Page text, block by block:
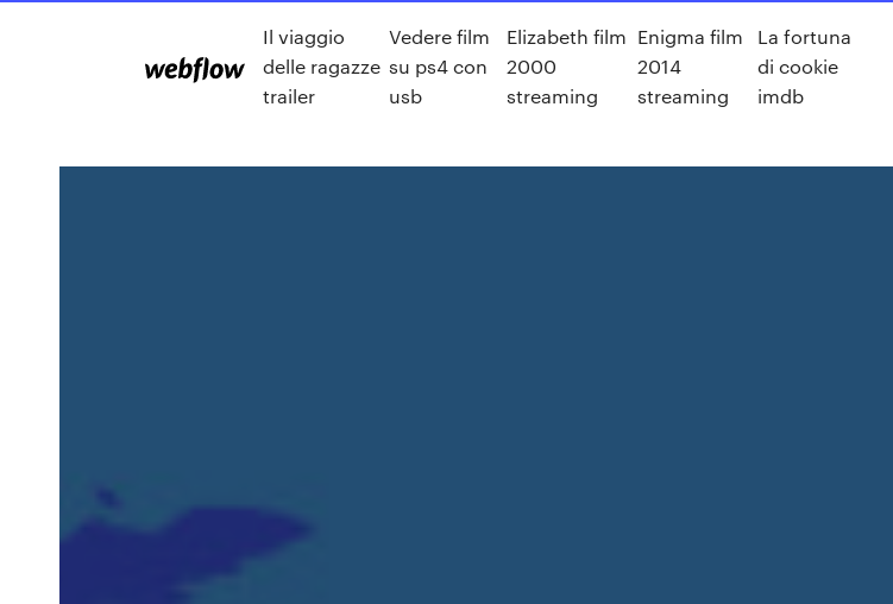
Il viaggio
delle ragazze
trailer
Vedere film
su ps4 con
usb
Elizabeth film
2000
streaming
Enigma film
2014
streaming
La fortuna
di cookie
imdb